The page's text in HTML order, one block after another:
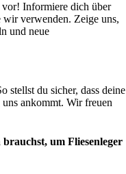
vor! Informiere dich über
wir verwenden. Zeige uns,
und neue
stellst du sicher, dass deine
ankommt. Wir freuen
um Fliesenleger